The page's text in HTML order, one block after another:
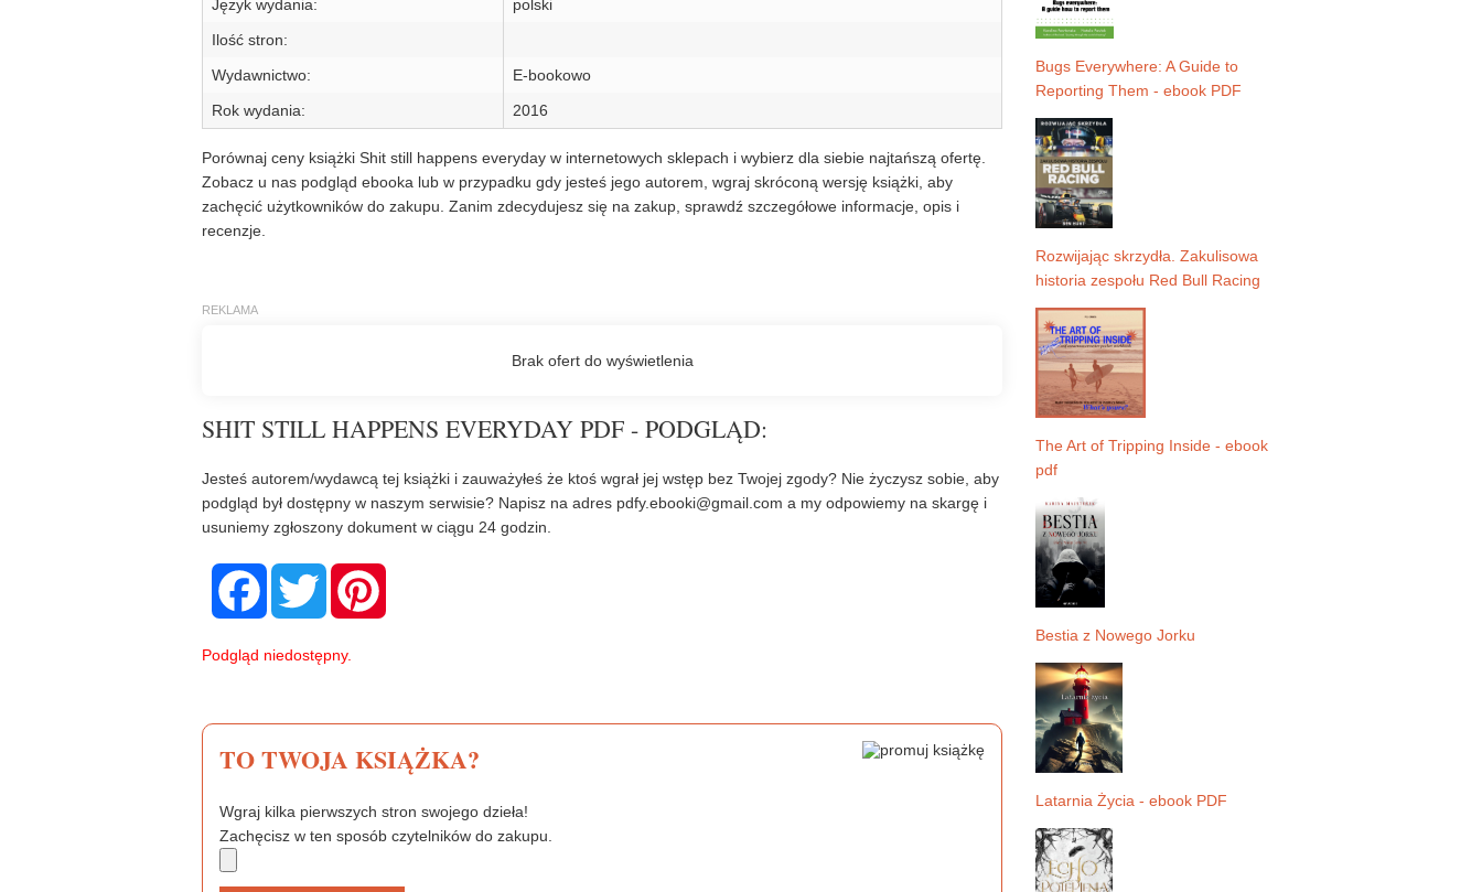
Język wydania:
polski
Ilość stron:
Wydawnictwo:
E-bookowo
Rok wydania:
2016
Porównaj ceny książki Shit still happens everyday w internetowych sklepach i wybierz dla siebie najtańszą ofertę.
Zobacz u nas podgląd ebooka lub w przypadku gdy jesteś jego autorem, wgraj skróconą wersję książki, aby
zachęcić użytkowników do zakupu. Zanim zdecydujesz się na zakup, sprawdź szczegółowe informacje, opis i
recenzje.
SHIT STILL HAPPENS EVERYDAY PDF - PODGLĄD:
Jesteś autorem/wydawcą tej książki i zauważyłeś że ktoś wgrał jej wstęp bez Twojej zgody? Nie życzysz sobie, aby
podgląd był dostępny w naszym serwisie? Napisz na adres pdfy.ebooki@gmail.com a my odpowiemy na skargę i
usuniemy zgłoszony dokument w ciągu 24 godzin.
F
o
T
w
e
Podgląd niedostępny.
TO TWOJA KSIĄŻKA?
Wgraj kilka pierwszych stron swojego dzieła!
Zachęcisz w ten sposób czytelników do zakupu.
Bugs Everywhere: A Guide to
Reporting Them - ebook PDF
Rozwijając skrzydła. Zakulisowa
historia zespołu Red Bull Racing
The Art of Tripping Inside - ebook
pdf
Bestia z Nowego Jorku
Latarnia Życia - ebook PDF